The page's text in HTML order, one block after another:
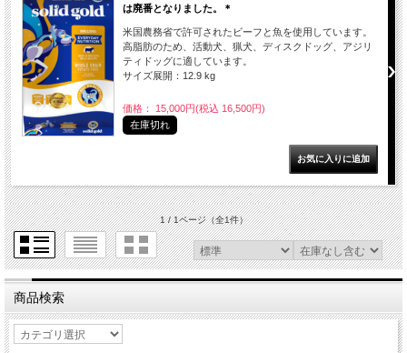
は廃番となりました。＊
米国農務省で許可されたビーフと魚を使用しています。
高脂肪のため、活動犬、猟犬、ディスクドッグ、アジリ
ティドッグに適しています。
サイズ展開：12.9 kg
価格： 15,000円(税込 16,500円)
在庫切れ
1 / 1ページ（全1件）
商品検索